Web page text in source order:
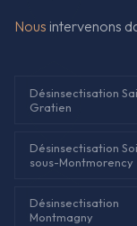
Nous intervenons
Désinsectisation
Gratien
Désinsectisation
sous-Montmorency
Désinsectisation
Montmagny